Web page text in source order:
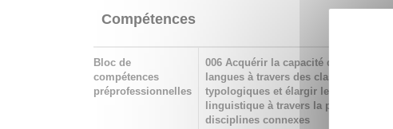
Compétences
Bloc de
compétences
préprofessionnelles
006 Acquérir la capacité de comparer
langues à travers des classements
typologiques et élargir le regard sur la
linguistique à travers la prise en
disciplines connexes